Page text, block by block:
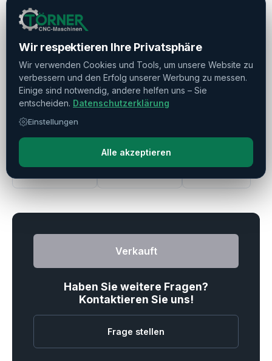
Werkzeugmagazin
Weitere Ausstattung
Kühlmitteldruck ▼
Werkzeugvermessung
Verkauft
Haben Sie weitere Fragen?
Kontaktieren Sie uns!
Frage stellen
Wir respektieren Ihre Privatsphäre
Wir verwenden Cookies und Tools, um unsere Website zu
verbessern und den Erfolg unserer Werbung zu messen.
Einige sind notwendig, andere helfen uns – Sie
entscheiden. Datenschutzerklärung
Einstellungen
Alle akzeptieren